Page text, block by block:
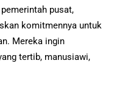
pusat,
komitmennya untuk
Mereka ingin
tertib, manusiawi,